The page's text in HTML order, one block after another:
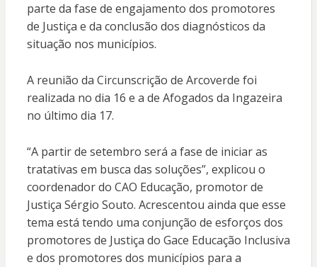
parte da fase de engajamento dos promotores
de Justiça e da conclusão dos diagnósticos da
situação nos municípios.
A reunião da Circunscrição de Arcoverde foi
realizada no dia 16 e a de Afogados da Ingazeira
no último dia 17.
“A partir de setembro será a fase de iniciar as
tratativas em busca das soluções”, explicou o
coordenador do CAO Educação, promotor de
Justiça Sérgio Souto. Acrescentou ainda que esse
tema está tendo uma conjunção de esforços dos
promotores de Justiça do Gace Educação Inclusiva
e dos promotores dos municípios para a